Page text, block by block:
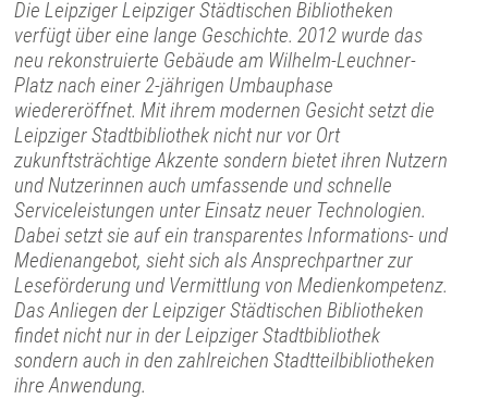
Die Leipziger Leipziger Städtischen Bibliotheken
verfügt über eine lange Geschichte. 2012 wurde das
neu rekonstruierte Gebäude am Wilhelm-Leuchner-
Platz nach einer 2-jährigen Umbauphase
wiedereröffnet. Mit ihrem modernen Gesicht setzt die
Leipziger Stadtbibliothek nicht nur vor Ort
zukunftsträchtige Akzente sondern bietet ihren Nutzern
und Nutzerinnen auch umfassende und schnelle
Serviceleistungen unter Einsatz neuer Technologien.
Dabei setzt sie auf ein transparentes Informations- und
Medienangebot, sieht sich als Ansprechpartner zur
Leseförderung und Vermittlung von Medienkompetenz.
Das Anliegen der Leipziger Städtischen Bibliotheken
findet nicht nur in der Leipziger Stadtbibliothek
sondern auch in den zahlreichen Stadtteilbibliotheken
ihre Anwendung.